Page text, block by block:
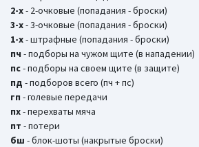
2-х- 2-очковые (попадания - броски)
3-х- 3-очковые (попадания - броски)
1-х- штрафные (попадания - броски)
пч - подборы на чужом щите (в нападении)
пс- подборы на своем щите (в защите)
пд - подборов всего (пч + пс)
гп - голевые передачи
пх- перехваты мяча
пт - потери
бш - блок-шоты (накрытые броски)